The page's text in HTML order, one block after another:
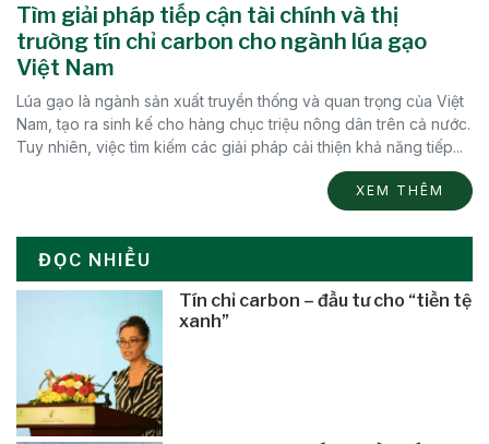
Tìm giải pháp tiếp cận tài chính và thị
trường tín chỉ carbon cho ngành lúa gạo
Việt Nam
Lúa gạo là ngành sản xuất truyền thống và quan trọng của Việt
Nam, tạo ra sinh kế cho hàng chục triệu nông dân trên cả nước.
Tuy nhiên, việc tìm kiếm các giải pháp cải thiện khả năng tiếp...
XEM THÊM
ĐỌC NHIỀU
Tín chỉ carbon – đầu tư cho “tiền tệ
xanh”